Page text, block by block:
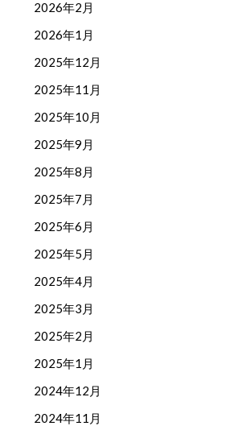
2026年2月
2026年1月
2025年12月
2025年11月
2025年10月
2025年9月
2025年8月
2025年7月
2025年6月
2025年5月
2025年4月
2025年3月
2025年2月
2025年1月
2024年12月
2024年11月